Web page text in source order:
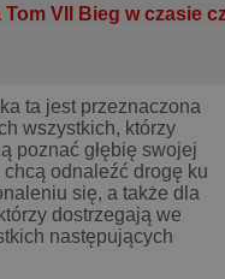
VII Bieg w czasie
ta jest przeznaczona
wszystkich, którzy
poznać głębię swojej
chcą odnaleźć drogę ku
się, a także dla
dostrzegają we
następujących